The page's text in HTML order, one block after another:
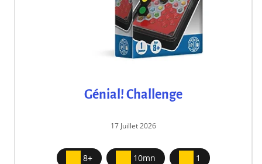
Génial! Challenge
17 Juillet 2026
8+ 10mn 1